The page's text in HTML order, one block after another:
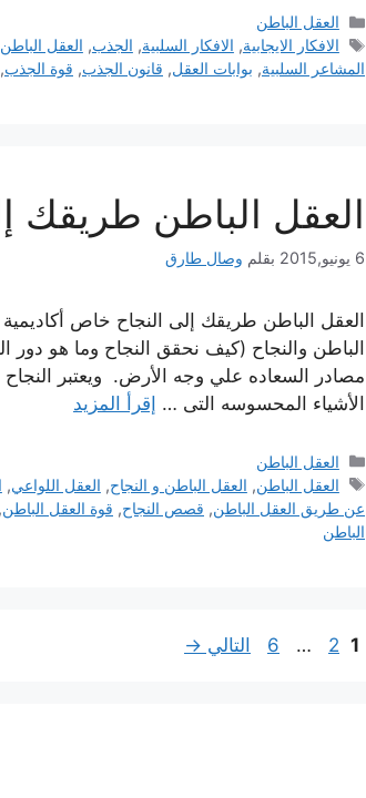
التصنيفات
العقل الباطن
الوسوم
الافكار الايجابية, الافكار السلبية, الجذب, العقل الباطن
المشاعر السلبية, بوابات العقل, قانون الجذب, قوة الجذب,
العقل الباطن طريقك
6 يونيو,2015 بقلم وصال طارق
العقل الباطن طريقك إلى النجاح خاص أكاديمية
الباطن والنجاح (كيف نحقق النجاح وما هو
مصادر السعاده علي وجه الأرض. ويعتبر
الأشياء المحسوسه التى … إقرأ المزيد
التصنيفات
العقل الباطن
الوسوم
العقل الباطن, العقل الباطن و النجاح, العقل اللواعي,
عن طريق العقل الباطن, قصص النجاح, قوة العقل الباطن,
الباطن
Page
1
Page
2
…
Page
6 التالي →